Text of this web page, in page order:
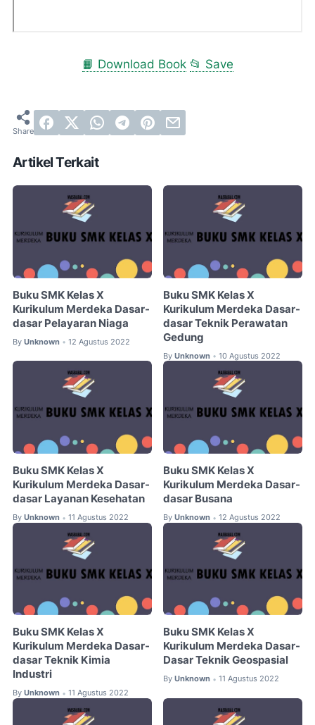
📙 Download Book 📂 Save
Artikel Terkait
Buku SMK Kelas X
Kurikulum Merdeka Dasar-
dasar Pelayaran Niaga
By Unknown • 12 Agustus 2022
Buku SMK Kelas X
Kurikulum Merdeka Dasar-
dasar Teknik Perawatan
Gedung
By Unknown • 10 Agustus 2022
Buku SMK Kelas X
Kurikulum Merdeka Dasar-
dasar Layanan Kesehatan
By Unknown • 11 Agustus 2022
Buku SMK Kelas X
Kurikulum Merdeka Dasar-
dasar Busana
By Unknown • 12 Agustus 2022
Buku SMK Kelas X
Kurikulum Merdeka Dasar-
dasar Teknik Kimia
Industri
By Unknown • 11 Agustus 2022
Buku SMK Kelas X
Kurikulum Merdeka Dasar-
Dasar Teknik Geospasial
By Unknown • 11 Agustus 2022